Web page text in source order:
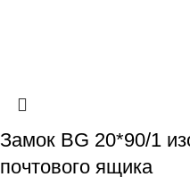
Замок BG 20*90/1
почтового ящика